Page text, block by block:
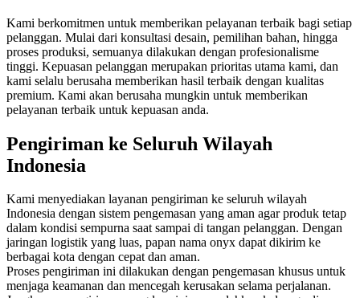
Kami berkomitmen untuk memberikan pelayanan terbaik bagi setiap
pelanggan. Mulai dari konsultasi desain, pemilihan bahan, hingga
proses produksi, semuanya dilakukan dengan profesionalisme
tinggi. Kepuasan pelanggan merupakan prioritas utama kami, dan
kami selalu berusaha memberikan hasil terbaik dengan kualitas
premium. Kami akan berusaha mungkin untuk memberikan
pelayanan terbaik untuk kepuasan anda.
Pengiriman ke Seluruh Wilayah
Indonesia
Kami menyediakan layanan pengiriman ke seluruh wilayah
Indonesia dengan sistem pengemasan yang aman agar produk tetap
dalam kondisi sempurna saat sampai di tangan pelanggan. Dengan
jaringan logistik yang luas, papan nama onyx dapat dikirim ke
berbagai kota dengan cepat dan aman.
Proses pengiriman ini dilakukan dengan pengemasan khusus untuk
menjaga keamanan dan mencegah kerusakan selama perjalanan.